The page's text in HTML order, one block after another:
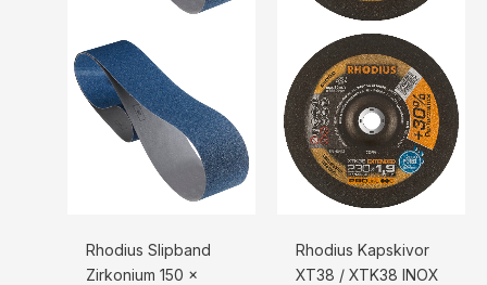
Rhodius Slipband
Zirkonium 150 x
Rhodius Kapskivor
XT38 / XTK38 INOX